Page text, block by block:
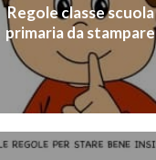
Regole classe scuola
primaria da stampare